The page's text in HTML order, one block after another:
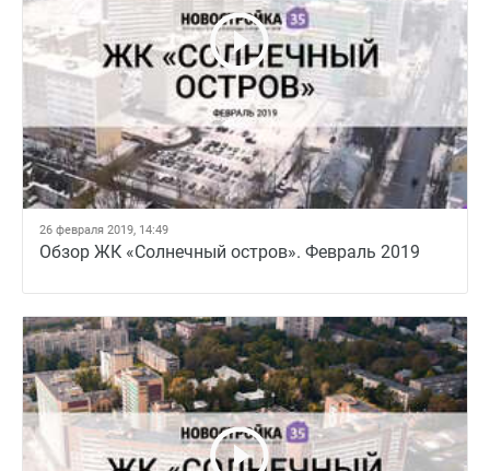
26 февраля 2019, 14:49
Обзор ЖК «Солнечный остров». Февраль 2019